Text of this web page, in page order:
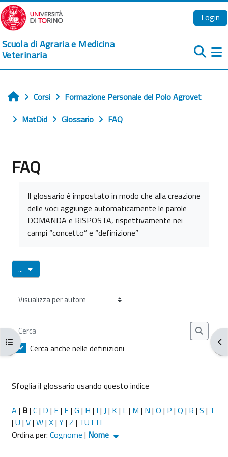
Vai al contenuto principale
Login
Scuola di Agraria e Medicina
Veterinaria
Apri indice del corso
Home
Corsi
Formazione Personale del Polo Agrovet
MatDid
Glossario FAQ
FAQ
Il glossario è impostato in modo che alla creazione
delle voci aggiunge automaticamente le parole
DOMANDA e RISPOSTA, rispettivamente nei
campi “concetto” e “definizione”
... Esporta voci
Sfoglia il glossario usando questo indice
Cerca
Cerca
Cerca anche nelle definizioni
Sfoglia il glossario usando questo indice
A | B| C| D | E| F| G | H | I | J | K | L| M | N | O | P | Q | R | S | T
| U | V| W| X| Y| Z | TUTTI
Ordinato per Nome crescente
Ordina per: Cognome | Nome